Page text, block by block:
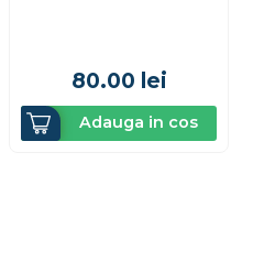
80.00 lei
Adauga in cos